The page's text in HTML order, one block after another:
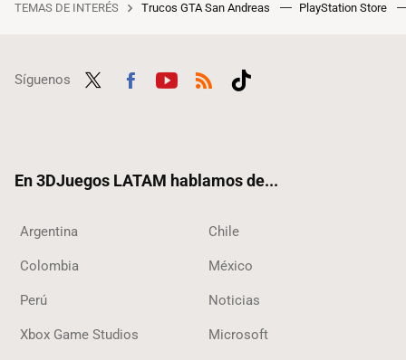
TEMAS DE INTERÉS Trucos GTA San Andreas PlayStation Store
Síguenos
En 3DJuegos LATAM hablamos de...
Argentina Chile
Colombia México
Perú Noticias
Xbox Game Studios Microsoft